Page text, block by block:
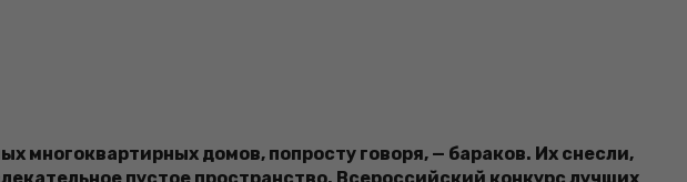
многоквартирных домов, попросту говоря, — бараков. Их снесли,